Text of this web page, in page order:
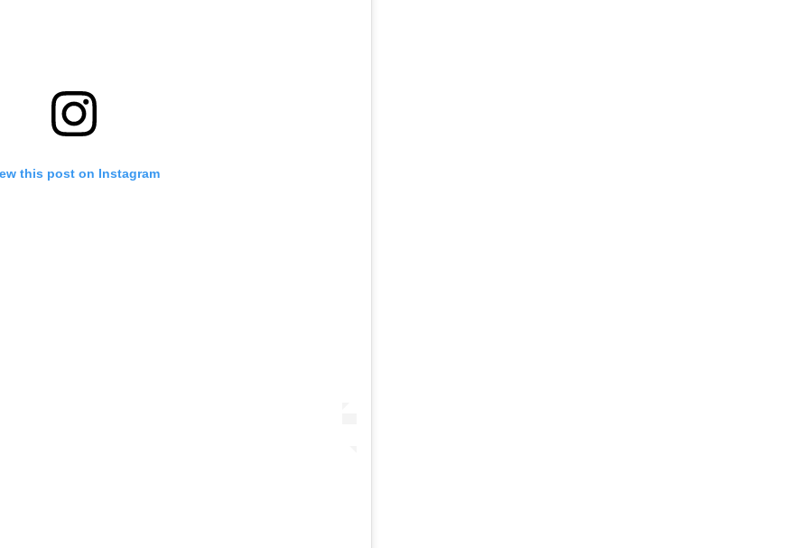
this post on Instagram